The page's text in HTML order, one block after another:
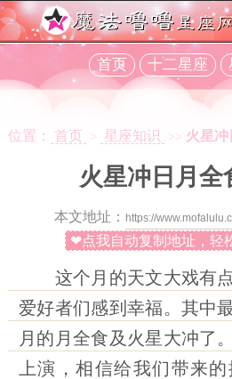
首页 十二星座
位置： 首页 > 星座知识 >> 火星
火星冲日月全
本文地址：
❤点我自动复制地址，轻
这个月的天文大戏有点
爱好者们感到幸福。其中
月的月全食及火星大冲了
上演，相信给我们带来